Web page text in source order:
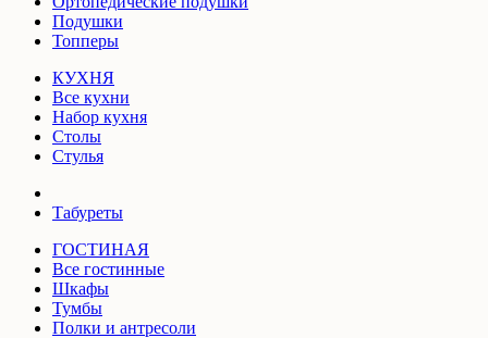
Подушки
Топперы
КУХНЯ
Все кухни
Набор кухня
Столы
Стулья
Табуреты
ГОСТИНАЯ
Все гостинные
Шкафы
Тумбы
Полки и антресоли